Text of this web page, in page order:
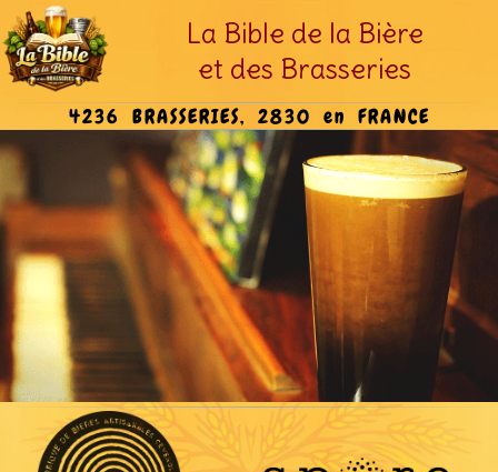
La Bible de la Bière
et des Brasseries
4236 BRASSERIES, 2830 en FRANCE